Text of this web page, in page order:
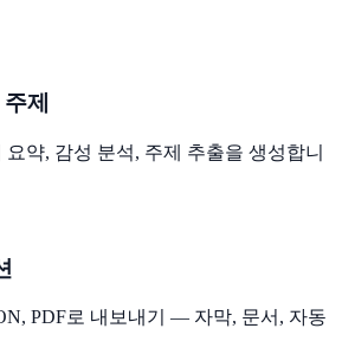
제
약, 감성 분석, 주제 추출을 생성합니
PDF로 내보내기 — 자막, 문서, 자동